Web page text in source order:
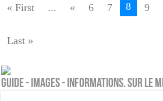
« First ... « 6 7 8 9
Last »
Guide - Images - Informations. Sur le